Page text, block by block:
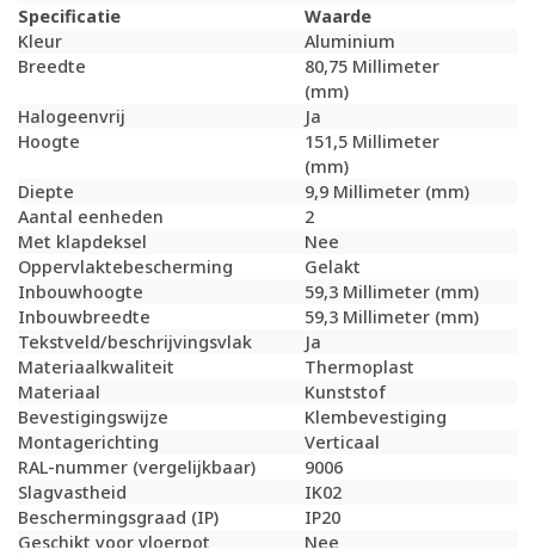
Specificatie
Waarde
Kleur
Aluminium
Breedte
80,75 Millimeter
(mm)
Halogeenvrij
Ja
Hoogte
151,5 Millimeter
(mm)
Diepte
9,9 Millimeter (mm)
Aantal eenheden
2
Met klapdeksel
Nee
Oppervlaktebescherming
Gelakt
Inbouwhoogte
59,3 Millimeter (mm)
Inbouwbreedte
59,3 Millimeter (mm)
Tekstveld/beschrijvingsvlak
Ja
Materiaalkwaliteit
Thermoplast
Materiaal
Kunststof
Bevestigingswijze
Klembevestiging
Montagerichting
Verticaal
RAL-nummer (vergelijkbaar)
9006
Slagvastheid
IK02
Beschermingsgraad (IP)
IP20
Geschikt voor vloerpot
Nee